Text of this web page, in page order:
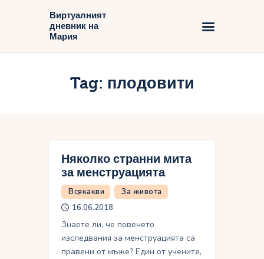
Виртуалният
дневник на
Мария
Tag: плодовити
Виртуалният дневник на Мария
Блог
Няколко странни мита
за менструацията
Всякакви
За живота
16.06.2018
Знаете ли, че повечето
изследвания за менструацията са
правени от мъже? Един от учените,